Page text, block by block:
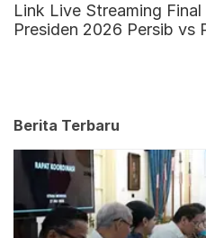
Link Live Streaming Final
Presiden 2026 Persib vs
Berita Terbaru